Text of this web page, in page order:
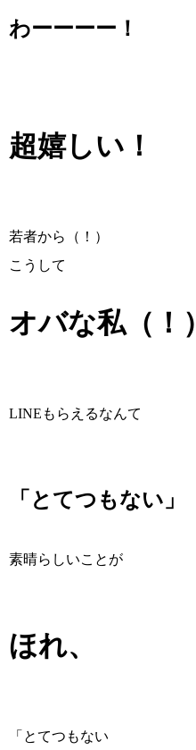
わーーーー！
超嬉しい！
若者から（！）
こうして
オバな私（！）
LINEもらえるなんて
「とてつもない」
素晴らしいことが
ほれ、
「とてつもない